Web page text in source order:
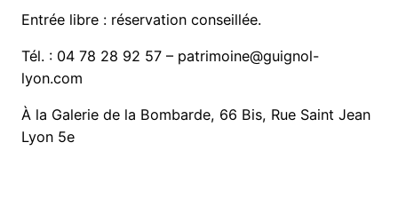
Entrée libre : réservation conseillée.
Tél. : 04 78 28 92 57 – patrimoine@guignol-
lyon.com
À la Galerie de la Bombarde, 66 Bis, Rue Saint Jean
Lyon 5e